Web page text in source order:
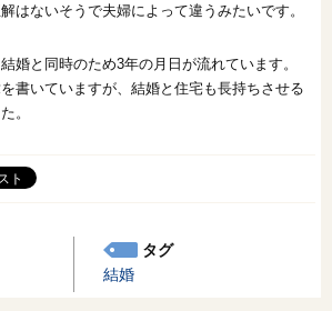
はないそうで夫婦によって違うみたいです。
婚と同時のため3年の月日が流れています。
書いていますが、結婚と住宅も長持ちさせる
。
タグ
結婚